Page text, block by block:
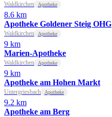
Waldkirchen Apotheke
8.6 km
Apotheke Goldener Steig OHG
Waldkirchen Apotheke
9 km
Marien-Apotheke
Waldkirchen Apotheke
9 km
Apotheke am Hohen Markt
Untergriesbach Apotheke
9.2 km
Apotheke am Berg